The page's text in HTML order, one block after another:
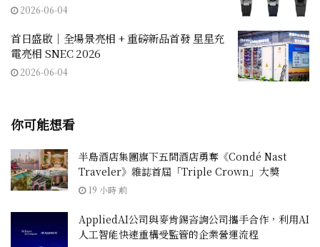
2026-06-04
首日盛啟｜全場景亮相 + 重磅新品首發 星星充
電亮相 SNEC 2026
2026-06-04
你可能想看
半島酒店集團旗下五間酒店勇奪《Condé Nast
Traveler》雜誌首屆「Triple Crown」大獎
19 小時 前
AppliedAI公司與麥肯錫咨詢公司攜手合作，利用AI
人工智能快速重構受監管的企業營運流程